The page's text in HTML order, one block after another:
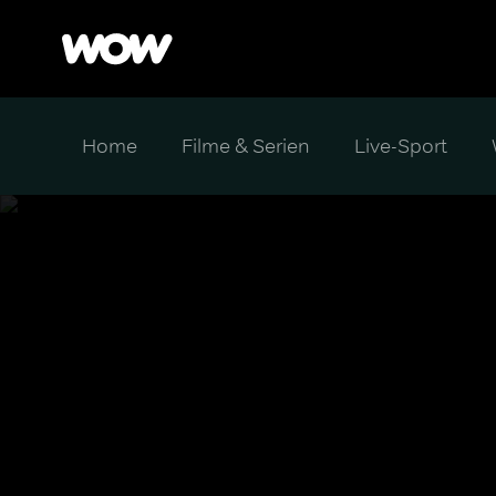
Home Filme & Serien Live-Sport